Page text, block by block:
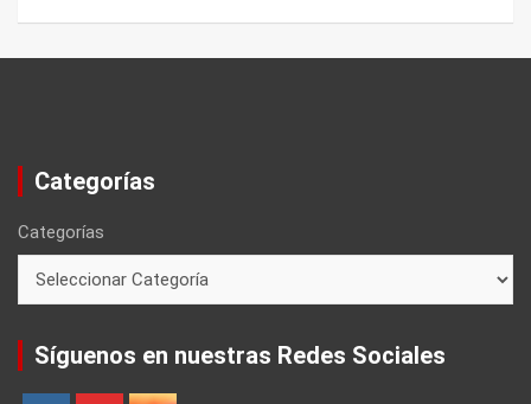
Categorías
Categorías
Síguenos en nuestras Redes Sociales